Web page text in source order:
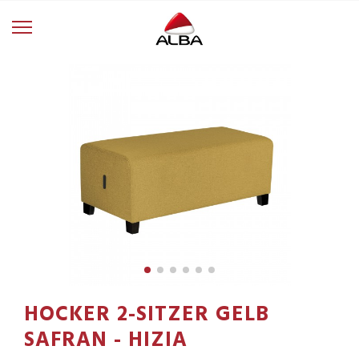
HOCKER 2-SITZER GELB
SAFRAN - HIZIA